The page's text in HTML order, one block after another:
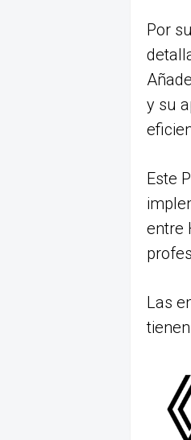
Por
y su
Este
entre
Las